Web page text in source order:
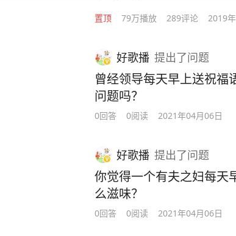
置顶 79万播放 289评论 2019
好歌播 提出了问题
曾经领导每天早上送祝福
问题吗？
0回答 0阅读 2021年04月06日
好歌播 提出了问题
你觉得一个有夫之妇每天
么滋味？
0回答 0阅读 2021年04月06日